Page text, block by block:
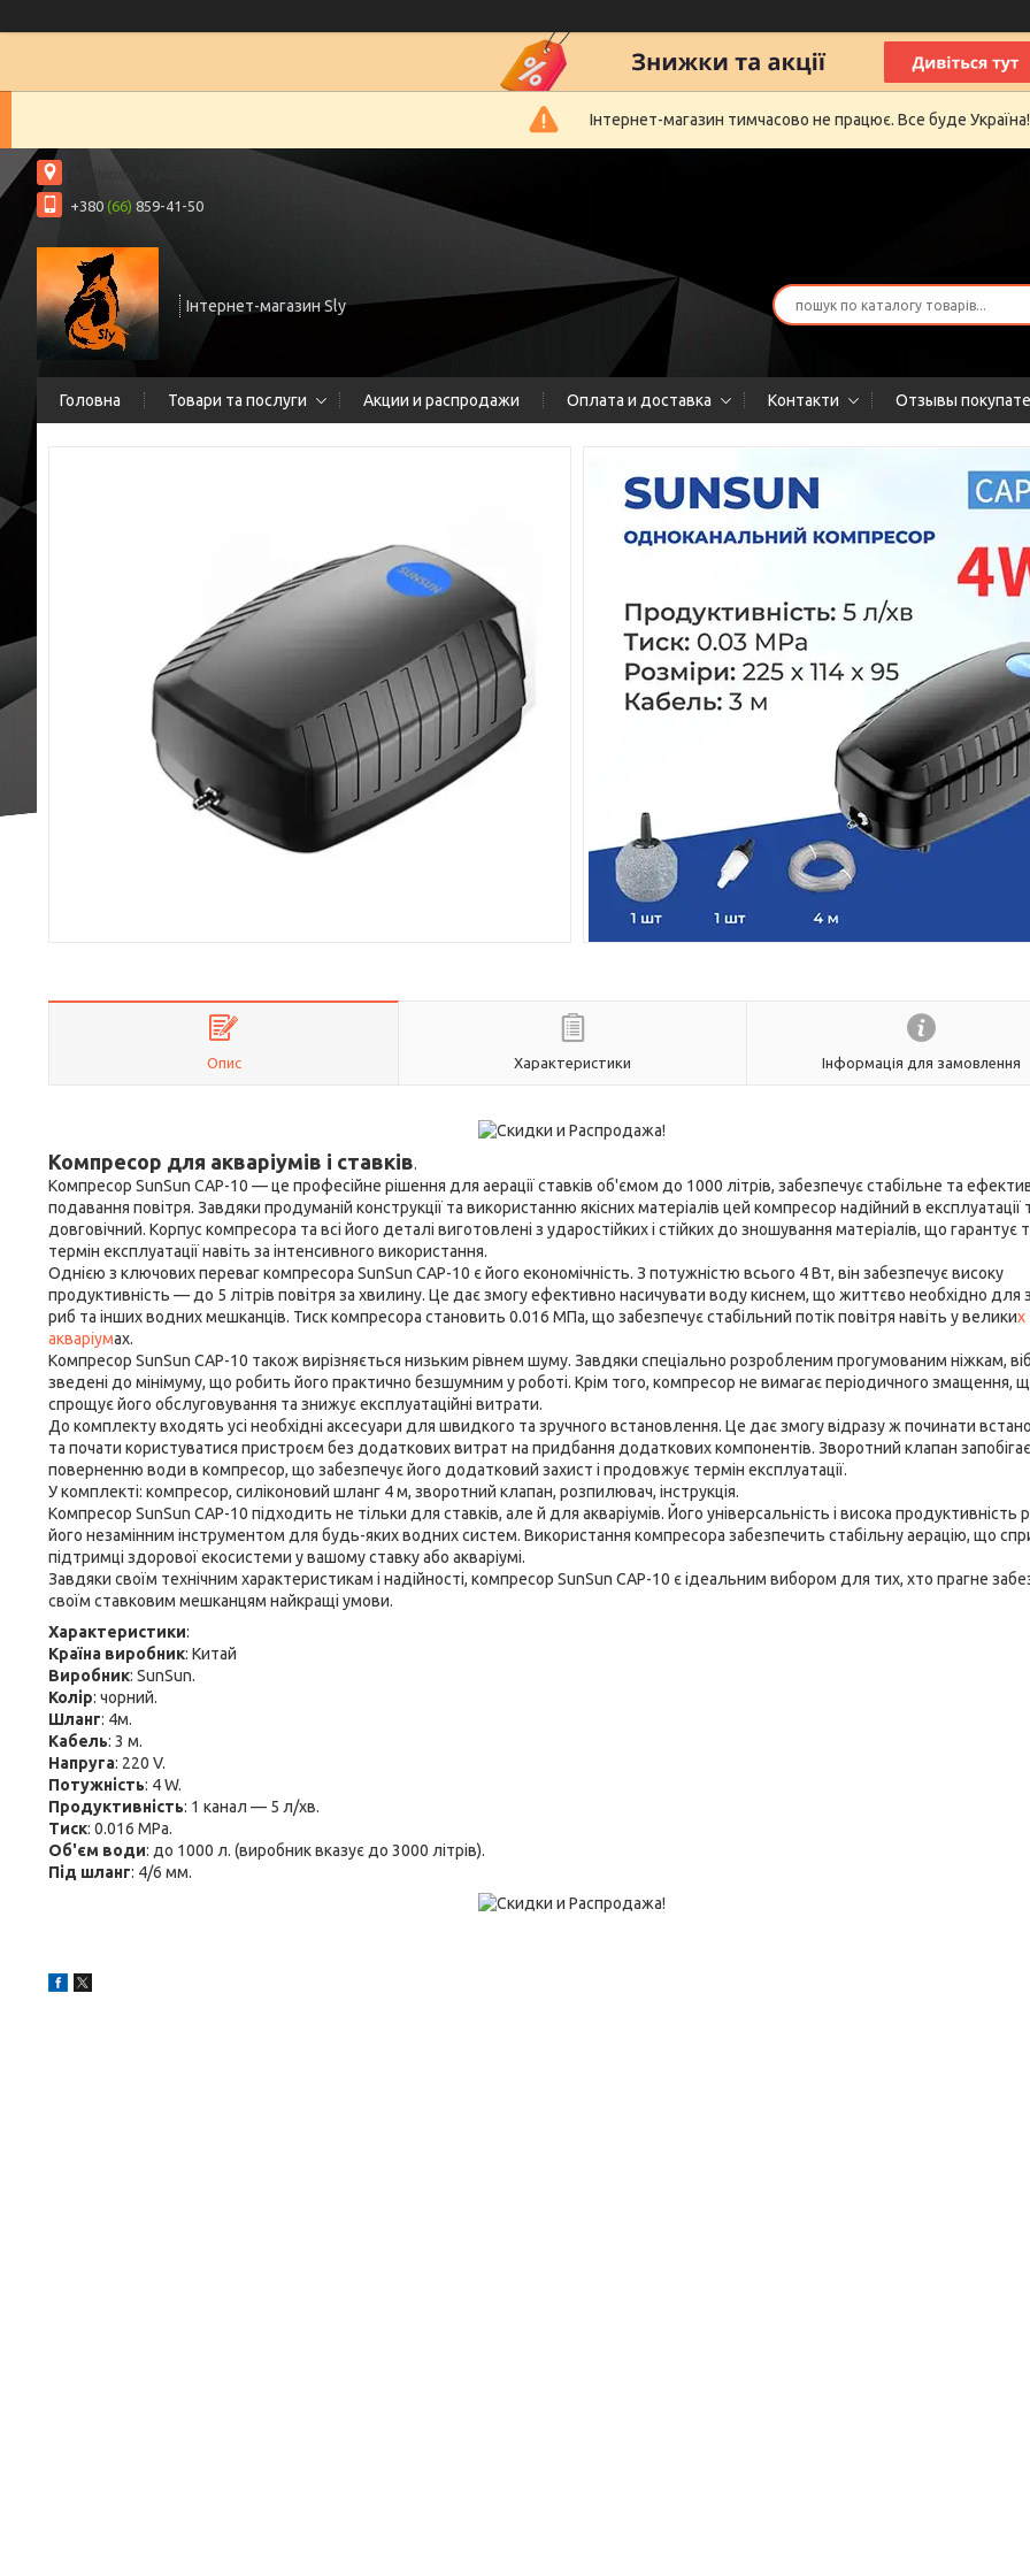
Інтернет-магазин тимчасово не працює. Все буде Україна!
Нікополь, Україна
+380 (66) 859-41-50
Інтернет-магазин Sly
Головна Товари та послуги Акции и распродажи Оплата и доставка Контакти Отзывы
Опис Характеристики Інформація для замовлення
Компресор для акваріумів і ставків.
Компресор SunSun CAP-10 — це професійне рішення для аерації ставків об'ємом до 1000 літрів, забезпечує стабільне та
подавання повітря. Завдяки продуманій конструкції та використанню якісних матеріалів цей компресор надійний в експлуатації
довговічний. Корпус компресора та всі його деталі виготовлені з ударостійких і стійких до зношування матеріалів, що гарантує
термін експлуатації навіть за інтенсивного використання.
Однією з ключових переваг компресора SunSun CAP-10 є його економічність. З потужністю всього 4 Вт, він забезпечує високу
продуктивність — до 5 літрів повітря за хвилину. Це дає змогу ефективно насичувати воду киснем, що життєво необхідно для
риб та інших водних мешканців. Тиск компресора становить 0.016 МПа, що забезпечує стабільний потік повітря навіть у великих
акваріумах.
Компресор SunSun CAP-10 також вирізняється низьким рівнем шуму. Завдяки спеціально розробленим прогумованим ніжкам,
зведені до мінімуму, що робить його практично безшумним у роботі. Крім того, компресор не вимагає періодичного змащення,
спрощує його обслуговування та знижує експлуатаційні витрати.
До комплекту входять усі необхідні аксесуари для швидкого та зручного встановлення. Це дає змогу відразу ж починати
та почати користуватися пристроєм без додаткових витрат на придбання додаткових компонентів. Зворотний клапан запобігає
поверненню води в компресор, що забезпечує його додатковий захист і продовжує термін експлуатації.
У комплекті: компресор, силіконовий шланг 4 м, зворотний клапан, розпилювач, інструкція.
Компресор SunSun CAP-10 підходить не тільки для ставків, але й для акваріумів. Його універсальність і висока продуктивність
його незамінним інструментом для будь-яких водних систем. Використання компресора забезпечить стабільну аерацію, що
підтримці здорової екосистеми у вашому ставку або акваріумі.
Завдяки своїм технічним характеристикам і надійності, компресор SunSun CAP-10 є ідеальним вибором для тих, хто прагне
своїм ставковим мешканцям найкращі умови.
Характеристики:
Країна виробник: Китай
Виробник: SunSun.
Колір: чорний.
Шланг: 4м.
Кабель: 3 м.
Напруга: 220 V.
Потужність: 4 W.
Продуктивність: 1 канал — 5 л/хв.
Тиск: 0.016 МPa.
Об'єм води: до 1000 л. (виробник вказує до 3000 літрів).
Під шланг: 4/6 мм.